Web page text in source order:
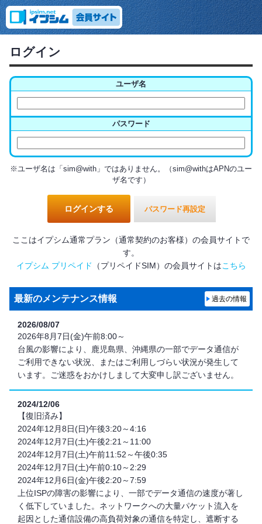
ログイン
ユーザ名
パスワード
※ユーザ名は「sim@with」ではありません。（sim@withはAPNのユー
ザ名です）
パスワード再設定
ここはイプシム通常プラン（通常契約のお客様）の会員サイトで
す。
イプシム プリペイド （プリペイドSIM）の会員サイトはこちら
最新のメンテナンス情報 過去の情報
2026/08/07
2026年8月7日(金)午前8:00～
台風の影響により、鹿児島県、沖縄県の一部でデータ通信が
ご利用できない状況、またはご利用しづらい状況が発生して
います。ご迷惑をおかけしまして大変申し訳ございません。
2024/12/06
【復旧済み】
2024年12月8日(日)午後3:20～4:16
2024年12月7日(土)午後2:21～11:00
2024年12月7日(土)午前11:52～午後0:35
2024年12月7日(土)午前0:10～2:29
2024年12月6日(金)午後2:20～7:59
上位ISPの障害の影響により、一部でデータ通信の速度が著し
く低下していました。ネットワークへの大量パケット流入を
起因とした通信設備の高負荷対象の通信を特定し、遮断する